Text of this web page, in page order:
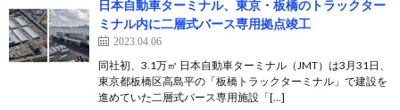
日本自動車ターミナル、東京・板橋のトラックター
ミナル内に二層式バース専用拠点竣工
2023.04.06
同社初、3.1万㎡ 日本自動車ターミナル（JMT）は3月31日、
東京都板橋区高島平の「板橋トラックターミナル」で建設を
進めていた二層式バース専用施設「[…]